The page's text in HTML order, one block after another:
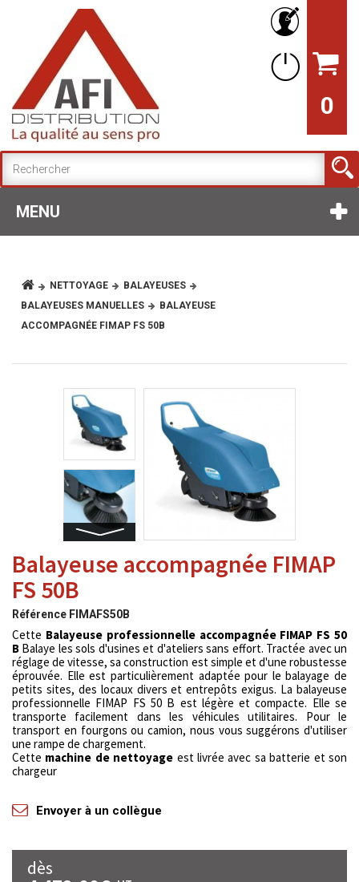
0
MENU
NETTOYAGE
BALAYEUSES
BALAYEUSES MANUELLES
BALAYEUSE
ACCOMPAGNÉE FIMAP FS 50B
Balayeuse accompagnée FIMAP
FS 50B
Référence FIMAFS50B
Cette Balayeuse professionnelle accompagnée FIMAP FS 50
B Balaye les sols d'usines et d'ateliers sans effort. Tractée avec un
réglage de vitesse, sa construction est simple et d'une robustesse
éprouvée. Elle est particulièrement adaptée pour le balayage de
petits sites, des locaux divers et entrepôts exigus. La balayeuse
professionnelle FIMAP FS 50 B est légère et compacte. Elle se
transporte facilement dans les véhicules utilitaires. Pour le
transport en fourgons ou camion, nous vous suggérons d'utiliser
une rampe de chargement.
Cette machine de nettoyage est livrée avec sa batterie et son
chargeur
Envoyer à un collègue
dès